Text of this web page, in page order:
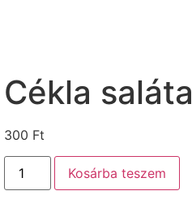
Cékla saláta
300 Ft
Kosárba teszem